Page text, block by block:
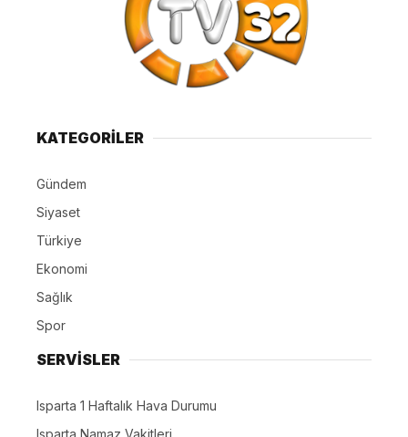
KATEGORİLER
Gündem
Siyaset
Türkiye
Ekonomi
Sağlık
Spor
SERVİSLER
Isparta 1 Haftalık Hava Durumu